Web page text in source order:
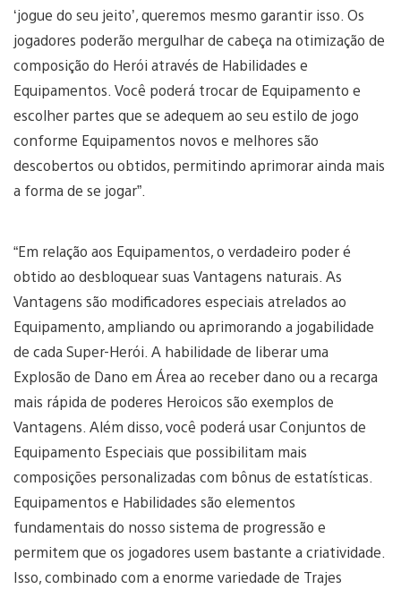
‘jogue do seu jeito’, queremos mesmo garantir isso. Os
jogadores poderão mergulhar de cabeça na otimização de
composição do Herói através de Habilidades e
Equipamentos. Você poderá trocar de Equipamento e
escolher partes que se adequem ao seu estilo de jogo
conforme Equipamentos novos e melhores são
descobertos ou obtidos, permitindo aprimorar ainda mais
a forma de se jogar”.
“Em relação aos Equipamentos, o verdadeiro poder é
obtido ao desbloquear suas Vantagens naturais. As
Vantagens são modificadores especiais atrelados ao
Equipamento, ampliando ou aprimorando a jogabilidade
de cada Super-Herói. A habilidade de liberar uma
Explosão de Dano em Área ao receber dano ou a recarga
mais rápida de poderes Heroicos são exemplos de
Vantagens. Além disso, você poderá usar Conjuntos de
Equipamento Especiais que possibilitam mais
composições personalizadas com bônus de estatísticas.
Equipamentos e Habilidades são elementos
fundamentais do nosso sistema de progressão e
permitem que os jogadores usem bastante a criatividade.
Isso, combinado com a enorme variedade de Trajes